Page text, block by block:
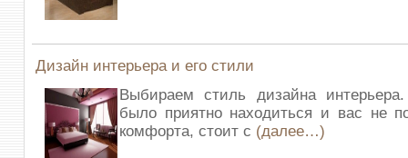
Дизайн интерьера и его стили
Выбираем стиль дизайна
было приятно находиться и вас не
комфорта, стоит с (далее…)